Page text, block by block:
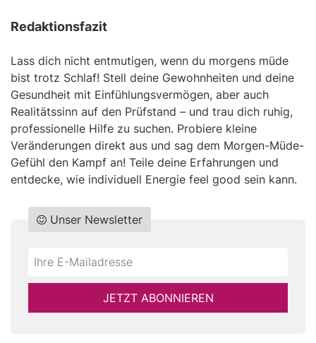
Redaktionsfazit
Lass dich nicht entmutigen, wenn du morgens müde
bist trotz Schlaf! Stell deine Gewohnheiten und deine
Gesundheit mit Einfühlungsvermögen, aber auch
Realitätssinn auf den Prüfstand – und trau dich ruhig,
professionelle Hilfe zu suchen. Probiere kleine
Veränderungen direkt aus und sag dem Morgen-Müde-
Gefühl den Kampf an! Teile deine Erfahrungen und
entdecke, wie individuell Energie feel good sein kann.
Do
Unser Newsletter
*Ihre
JETZT ABONNIEREN